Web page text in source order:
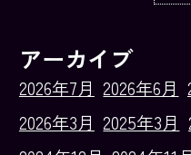
アーカイブ
2026年7月 2026年6月
2026年3月 2025年3月